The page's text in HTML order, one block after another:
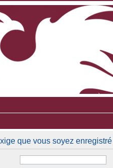
que vous soyez